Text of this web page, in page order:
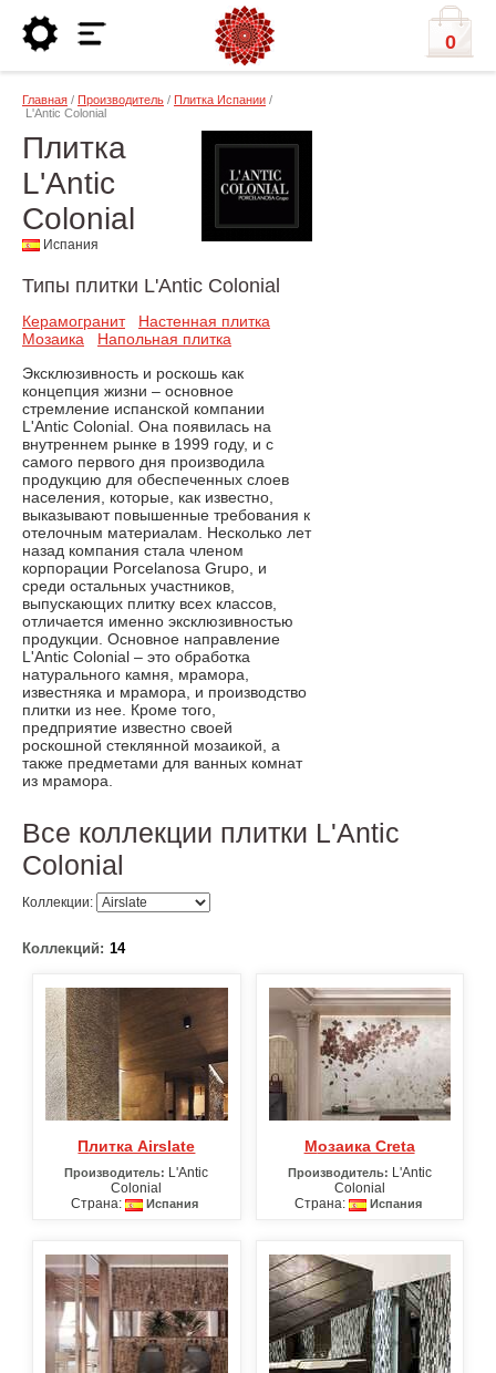
0
Главная / Производитель / Плитка Испании /
L'Antic Colonial
Плитка
L'Antic
Colonial
Испания
Типы плитки L'Antic Colonial
Керамогранит
Настенная плитка
Мозаика
Напольная плитка
Эксклюзивность и роскошь как
концепция жизни – основное
стремление испанской компании
L'Antic Сolonial. Она появилась на
внутреннем рынке в 1999 году, и с
самого первого дня производила
продукцию для обеспеченных слоев
населения, которые, как известно,
выказывают повышенные требования к
отелочным материалам. Несколько лет
назад компания стала членом
корпорации Porcelanosa Grupo, и
среди остальных участников,
выпускающих плитку всех классов,
отличается именно эксклюзивностью
продукции. Основное направление
L'Antic Сolonial – это обработка
натурального камня, мрамора,
известняка и мрамора, и производство
плитки из нее. Кроме того,
предприятие известно своей
роскошной стеклянной мозаикой, а
также предметами для ванных комнат
из мрамора.
Все коллекции плитки L'Antic
Colonial
Коллекции:
Коллекций: 14
Плитка Airslate
Производитель: L'Antic
Colonial
Страна:
Испания
Мозаика Creta
Производитель: L'Antic
Colonial
Страна:
Испания